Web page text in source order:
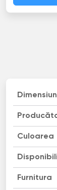
Culoarea
Furnitura